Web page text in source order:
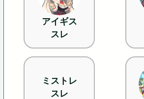
アイギス
スレ
ミストレ
スレ